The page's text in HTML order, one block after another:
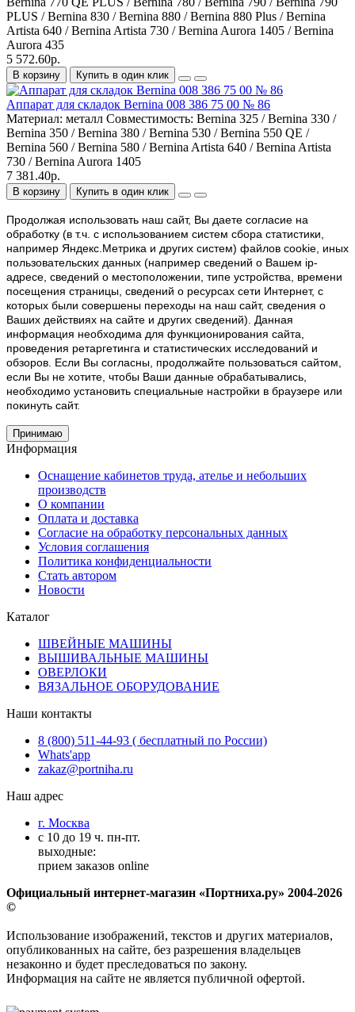
PLUS / Bernina 830 / Bernina 880 / Bernina 880 Plus / Bernina
Artista 640 / Bernina Artista 730 / Bernina Aurora 1405 / Bernina
Aurora 435
5 572.60р.
В корзину Купить в один клик
Аппарат для складок Bernina 008 386 75 00 № 86
Материал: металл Совместимость: Bernina 325 / Bernina 330 /
Bernina 350 / Bernina 380 / Bernina 530 / Bernina 550 QE /
Bernina 560 / Bernina 580 / Bernina Artista 640 / Bernina Artista
730 / Bernina Aurora 1405
7 381.40р.
В корзину Купить в один клик
Продолжая использовать наш cайт, Вы даете согласие на
обработку (в т.ч. с использованием систем сбора статистики,
например Яндекс.Метрика и других систем) файлов cookie, иных
пользовательских данных (например сведений о Вашем ip-
адресе, сведений о местоположении, типе устройства, времени
посещения страницы, сведений о ресурсах сети Интернет, с
которых были совершены переходы на наш сайт, сведения о
Ваших действиях на сайте и других сведений). Данная
информация необходима для функционирования сайта,
проведения ретаргетинга и статистических исследований и
обзоров. Если Вы согласны, продолжайте пользоваться сайтом,
если Вы не хотите, чтобы Ваши данные обрабатывались,
необходимо установить специальные настройки в браузере или
покинуть сайт.
Принимаю
Информация
Оснащение кабинетов труда, ателье и небольших
производств
О компании
Оплата и доставка
Согласие на обработку персональных данных
Условия соглашения
Политика конфиденциальности
Стать автором
Новости
Каталог
ШВЕЙНЫЕ МАШИНЫ
ВЫШИВАЛЬНЫЕ МАШИНЫ
ОВЕРЛОКИ
ВЯЗАЛЬНОЕ ОБОРУДОВАНИЕ
Наши контакты
8 (800) 511-44-93 ( бесплатный по России)
Whats'app
zakaz@portniha.ru
Наш адрес
г. Москва
с 10 до 19 ч. пн-пт.
выходные:
прием заказов online
Официальный интернет-магазин «Портниха.ру» 2004-2026
©
Использование изображений, текстов и других материалов,
опубликованных на сайте, без разрешения владельцев
незаконно и будет преследоваться по закону.
Информация на сайте не является публичной офертой.